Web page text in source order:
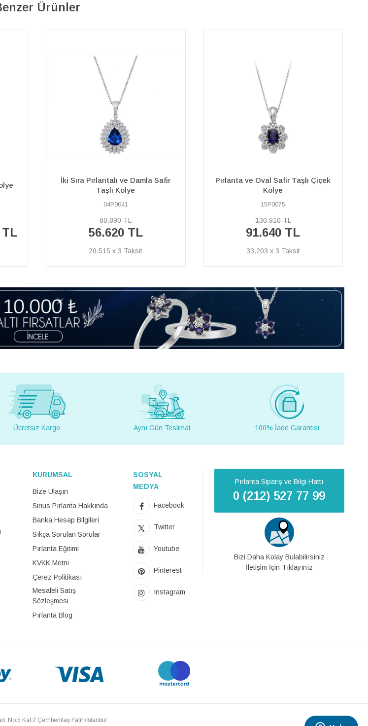
Ürünler
Pırlanta ve Oval Safir Taşlı Çiçek
Kolye
15P0075
130.910 TL
91.640 TL
33.203 x 3
Pırlanta ve Oktagon Kesim Safir
Taşlı Kolye
17P0044
34.310 TL
24.020 TL
8.703 x 3
Ücretsiz Kargo Aynı Gün Teslimat 100% İade Garantisi
KURUMSAL
Bize Ulaşın
Sirius Pırlanta Hakkında
Banka Hesap Bilgileri
Sıkça Sorulan Sorular
Pırlanta Eğitimi
KVKK Metni
Çerez Politikası
Mesafeli Satış
Sözleşmesi
Pırlanta Blog
SOSYAL
MEDYA
Facebook
Twitter
Youtube
Pinterest
Instagram
Pırlanta Sipariş ve Bilgi Hattı
0 (212) 527 77 99
Bizi Daha Kolay Bulabilirsiniz
İletişim İçin Tıklayınız
No:5 Kat:2 Çemberlitaş Fatih/İstanbul